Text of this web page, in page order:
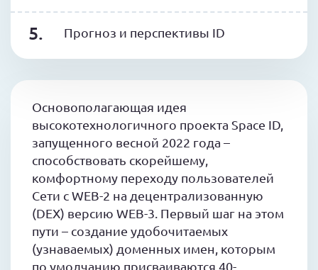
Прогноз и перспективы ID
Основополагающая идея
высокотехнологичного проекта Space ID,
запущенного весной 2022 года –
способствовать скорейшему,
комфортному переходу пользователей
Сети с WEB-2 на децентрализованную
(DEX) версию WEB-3. Первый шаг на этом
пути – создание удобочитаемых
(узнаваемых) доменных имен, которым
по умолчанию присваиваются 40-